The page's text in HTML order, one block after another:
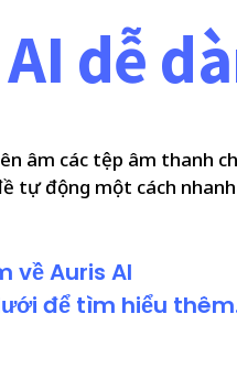
dễ
âm các tệp âm thanh
tự động một cách
về Auris AI
để tìm hiểu